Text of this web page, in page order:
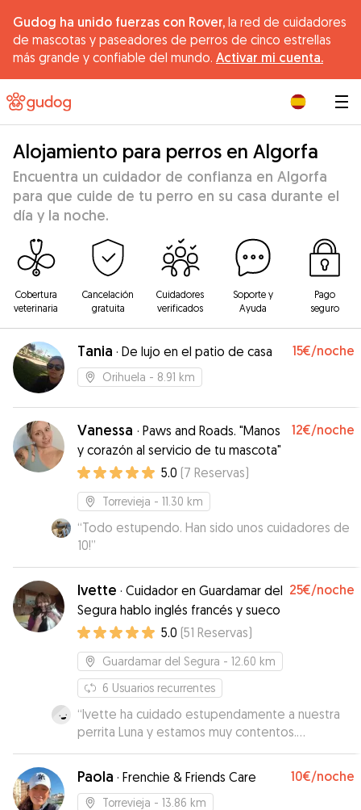
Gudog ha unido fuerzas con Rover, la red de cuidadores
de mascotas y paseadores de perros de cinco estrellas
más grande y confiable del mundo. Activar mi cuenta.
Alojamiento para perros en Algorfa
Encuentra un cuidador de confianza en Algorfa
para que cuide de tu perro en su casa durante el
día y la noche.
Cobertura
veterinaria
Cancelación
gratuita
Cuidadores
verificados
Soporte y
Ayuda
Pago
seguro
Tania · De lujo en el patio de casa 15€/noche
Orihuela - 8.91 km
Vanessa · Paws and Roads. "Manos
y corazón al servicio de tu mascota"
12€/noche
5.0 (7 Reservas)
Torrevieja - 11.30 km
“Todo estupendo. Han sido unos cuidadores de
10!”
Ivette · Cuidador en Guardamar del
Segura hablo inglés francés y sueco
25€/noche
5.0 (51 Reservas)
Guardamar del Segura - 12.60 km
6 Usuarios recurrentes
“Ivette ha cuidado estupendamente a nuestra
perrita Luna y estamos muy contentos.
Repetiremos con ella seguro!!! Muchas gracias
Ivette 😊
Paola · Frenchie & Friends Care 10€/noche
Torrevieja - 13.86 km